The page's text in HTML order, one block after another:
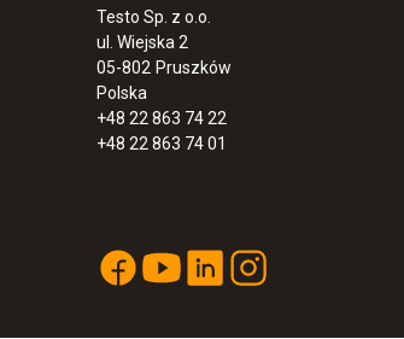
Testo Sp. z o.o.
ul. Wiejska 2
05-802 Pruszków
Polska
+48 22 863 74 22
+48 22 863 74 01